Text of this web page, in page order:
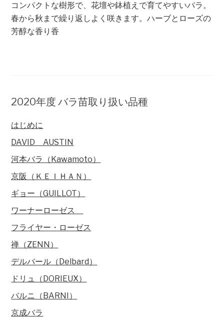
コンパクトな樹形で、花壇や鉢植えで育てやすいバラ。
春から秋まで繰り返しよく咲きます。ハーブとローズの
芳醇な香り香
2020年度 バラ苗取り扱い品種
はじめに
DAVID AUSTIN
河本バラ（Kawamoto）
京阪（ＫＥＩＨＡＮ）
ギョー（GUILLOT）
ワーナーローゼス
フライヤー・ローゼス
禅（ZENN）
デルバール（Delbard）
ドリュ（DORIEUX）
バルニ（BARNI）
京成バラ